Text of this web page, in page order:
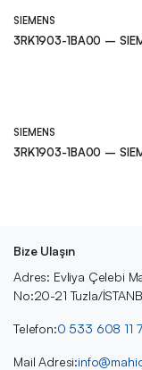
SIEMENS
3RK1903-1BA00 –
SIEMENS
3RK1903-1BA00 –
Bize Ulaşın
Adres: Evliya Çelebi
No:20-21 Tuzla/
Telefon:0 533 608 11
Mail Adresi: